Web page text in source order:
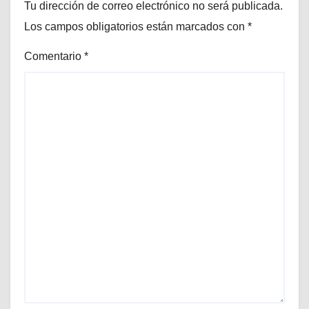
Tu dirección de correo electrónico no será publicada.
Los campos obligatorios están marcados con *
Comentario *